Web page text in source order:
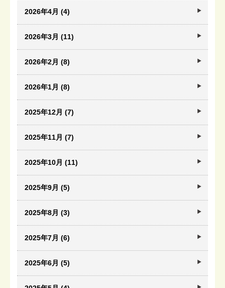
2026年4月 (4)
2026年3月 (11)
2026年2月 (8)
2026年1月 (8)
2025年12月 (7)
2025年11月 (7)
2025年10月 (11)
2025年9月 (5)
2025年8月 (3)
2025年7月 (6)
2025年6月 (5)